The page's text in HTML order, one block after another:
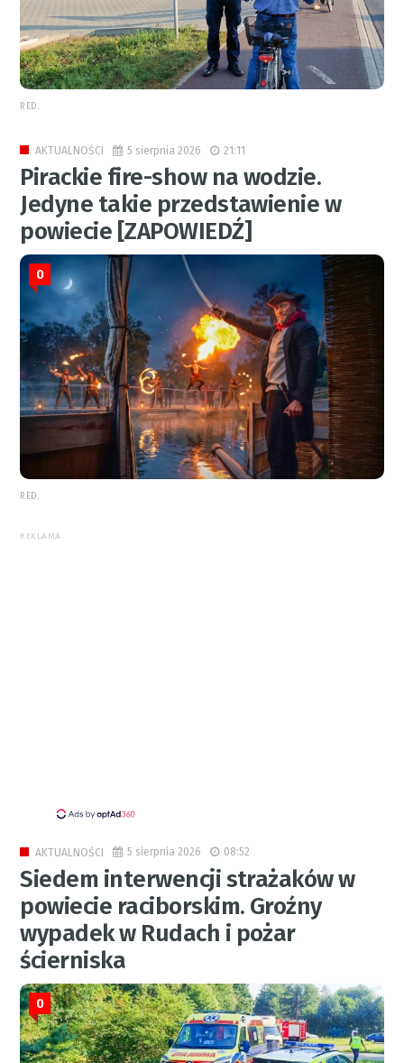
RED.
AKTUALNOŚCI 5 sierpnia 2026 21:11
Pirackie fire-show na wodzie.
Jedyne takie przedstawienie w
powiecie [ZAPOWIEDŹ]
0
RED.
REKLAMA
AKTUALNOŚCI 5 sierpnia 2026 08:52
Siedem interwencji strażaków w
powiecie raciborskim. Groźny
wypadek w Rudach i pożar
ścierniska
0